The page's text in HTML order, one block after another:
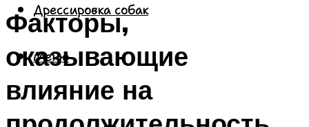
Дрессировка собак
Меню
Факторы,
оказывающие
влияние на